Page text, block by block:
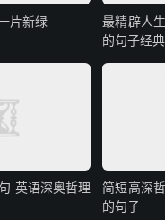
片新绿
最精辟人
的句子经典
英语深奥哲理
简短高深
的句子